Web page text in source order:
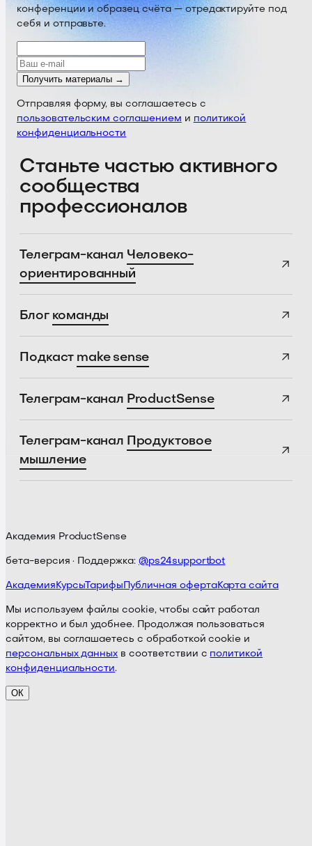
конференции и образец счёта — отредактируйте под
себя и отправьте.
Получить материалы →
Отправляя форму, вы соглашаетесь с
пользовательским соглашением и политикой
конфиденциальности
Станьте частью активного
сообщества
профессионалов
Телеграм-канал Человеко-
ориентированный
Блог команды
Подкаст make sense
Телеграм-канал ProductSense
Телеграм-канал Продуктовое
мышление
Академия ProductSense
бета-версия · Поддержка: @ps24supportbot
Академия КурсыТарифы Публичная офертаКарта сайта
Мы используем файлы cookie, чтобы сайт работал
корректно и был удобнее. Продолжая пользоваться
сайтом, вы соглашаетесь с обработкой cookie и
персональных данных в соответствии с политикой
конфиденциальности.
ОК